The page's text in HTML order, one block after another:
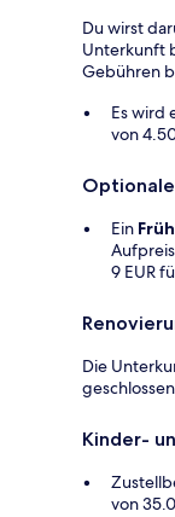
Du wirst
Unterkunft
Gebühren
Es wird
von
Ein
9 EUR
Die
Kinder-
von